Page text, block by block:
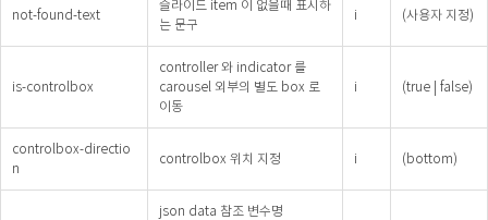
not-found-text
슬라이드 item 이 없을때 표시하
는 문구
i (사용자 지정)
is-controlbox
controller 와 indicator 를
carousel 외부의 별도 box 로
이동
i (true | false)
controlbox-directio
n
controlbox 위치 지정 i (bottom)
json data 참조 변수명